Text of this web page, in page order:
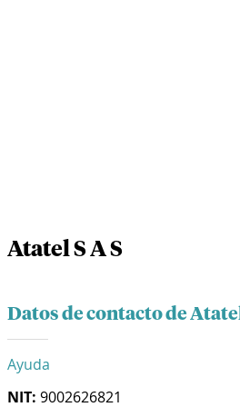
Atatel S A S
Datos de contacto de Atatel
Ayuda
NIT: 9002626821